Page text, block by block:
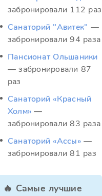
забронировали 112 раз
Санаторий "Авитек" —
забронировали 94 раза
Пансионат Ольшаники
— забронировали 87
раз
Санаторий «Красный
Холм» —
забронировали 83 раза
Санаторий «Ассы» —
забронировали 81 раз
🔥 Самые лучшие